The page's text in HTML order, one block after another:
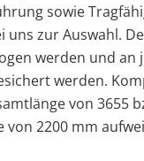
sowie
uns zur Auswahl.
werden und an
werden.
von 3655
von 2200 mm